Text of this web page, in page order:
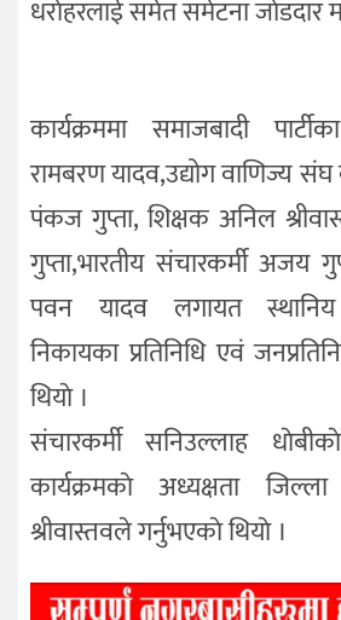
धराेहरलाई समेत समेटना जाेडदार
कार्यक्रममा समाजबादी
रामबरण यादव,उद्योग वाणिज्य
पंकज गुप्ता, शिक्षक अनिल
गुप्ता,भारतीय संचारकर्मी अजय
पवन यादव लगायत स्थानिय
निकायका प्रतिनिधि एवं
थियाे ।
संचारकर्मी सनिउल्लाह
कार्यक्रमकाे अध्यक्षता
श्रीवास्तवले गर्नुभएकाे थियाे ।